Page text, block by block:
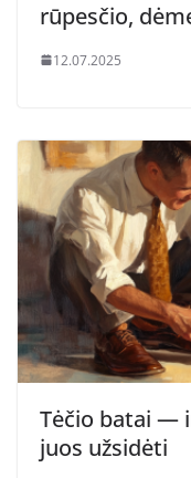
rūpesčio,
12.07.2025
Tėčio batai —
juos užsidėti